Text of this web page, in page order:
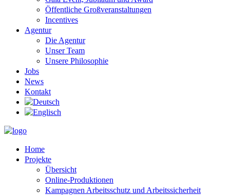
Öffentliche Großveranstaltungen
Incentives
Agentur
Die Agentur
Unser Team
Unsere Philosophie
Jobs
News
Kontakt
Home
Projekte
Übersicht
Online-Produktionen
Kampagnen Arbeitsschutz und Arbeitssicherheit